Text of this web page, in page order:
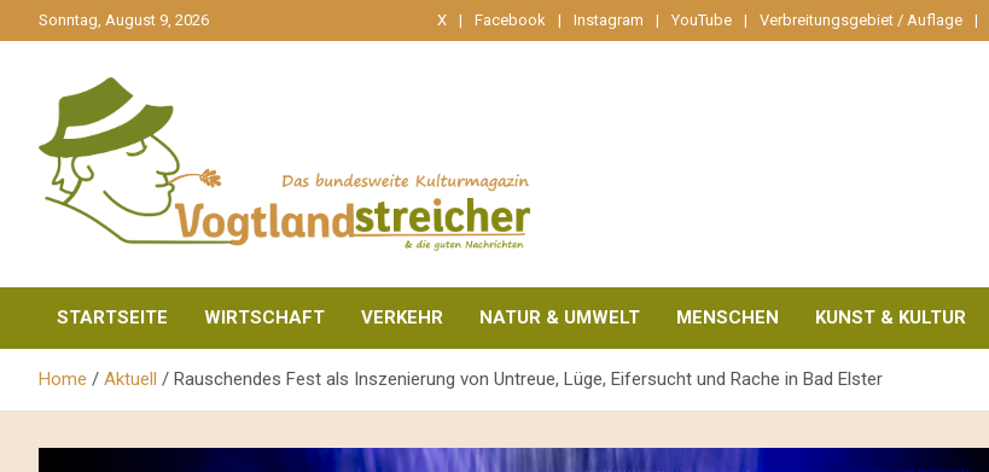
zum
Sonntag, August 9, 2026 X Facebook Instagram YouTube Verbreitungsgebiet / Auflage
Vogtlandstreicher
STARTSEITE WIRTSCHAFT VERKEHR NATUR & UMWELT MENSCHEN KUNST & KULTUR
Home Aktuell Rauschendes Fest als Inszenierung von Untreue, Lüge, Eifersucht und Rache in Bad Elster